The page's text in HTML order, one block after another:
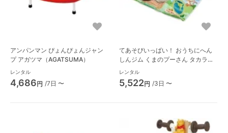
アンパンマン ぴょんぴょんジャン
プ アガツマ（AGATSUMA）
レンタル
4,686円 /7日 〜
てあそびいっぱい！ おうちにへん
しんジム くまのプーさん タカラト
ミー（TAKARA TOMY）
レンタル
5,522円 /3日 〜